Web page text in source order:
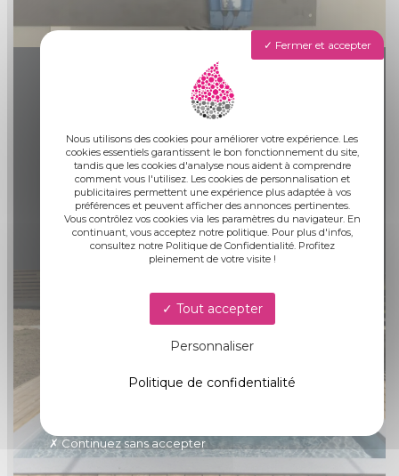
MISE EN SERVICE ET
FORMATION
9
Fermer et accepter
Nous utilisons des cookies pour améliorer votre expérience. Les
cookies essentiels garantissent le bon fonctionnement du site,
tandis que les cookies d'analyse nous aident à comprendre
comment vous l'utilisez. Les cookies de personnalisation et
publicitaires permettent une expérience plus adaptée à vos
préférences et peuvent afficher des annonces pertinentes.
Vous contrôlez vos cookies via les paramètres du navigateur. En
continuant, vous acceptez notre politique. Pour plus d'infos,
consultez notre Politique de Confidentialité. Profitez
pleinement de votre visite !
Tout accepter
Personnaliser
Politique de confidentialité
Continuez sans accepter